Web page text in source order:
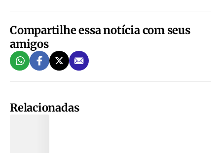
Compartilhe essa notícia com seus
amigos
Relacionadas